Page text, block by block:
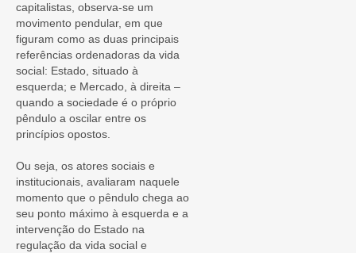
capitalistas, observa-se um
movimento pendular, em que
figuram como as duas principais
referências ordenadoras da vida
social: Estado, situado à
esquerda; e Mercado, à direita –
quando a sociedade é o próprio
pêndulo a oscilar entre os
princípios opostos.
Ou seja, os atores sociais e
institucionais, avaliaram naquele
momento que o pêndulo chega ao
seu ponto máximo à esquerda e a
intervenção do Estado na
regulação da vida social e